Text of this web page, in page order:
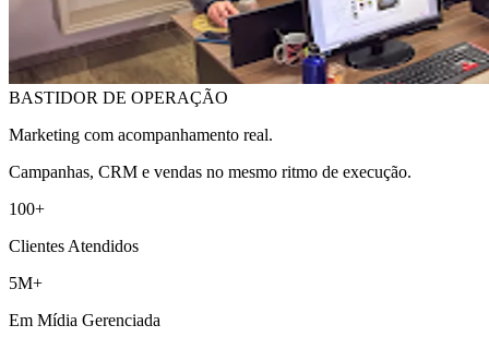
BASTIDOR DE OPERAÇÃO
Marketing com acompanhamento real.
Campanhas, CRM e vendas no mesmo ritmo de execução.
100+
Clientes Atendidos
5M+
Em Mídia Gerenciada